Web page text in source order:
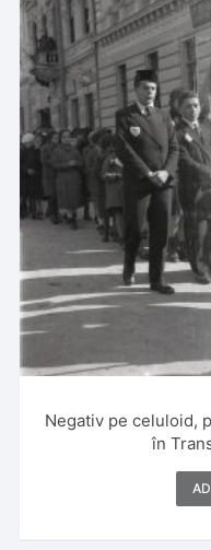
Negativ pe celuloid,
în